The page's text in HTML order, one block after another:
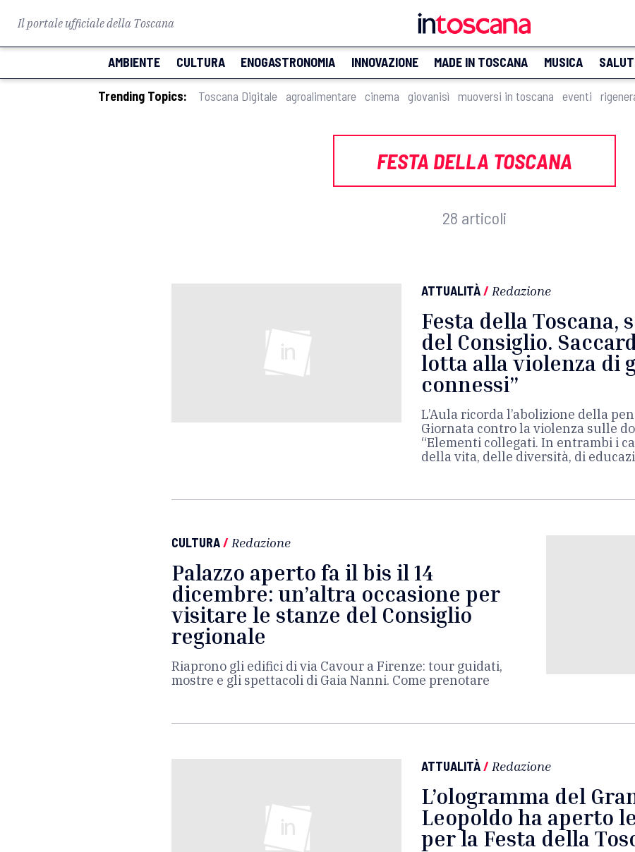
Il portale ufficiale della Toscana
AMBIENTE CULTURA ENOGASTRONOMIA INNOVAZIONE MADE IN TOSCANA MUSICA
Trending Topics: Toscana Digitale agroalimentare cinema giovanisì muoversi in toscana eventi
FESTA DELLA TOSCANA
28 articoli
ATTUALITÀ/ Redazione
Festa della Toscana,
del Consiglio.
lotta alla violenza di
connessi”
L’Aula ricorda l’abolizione della
Giornata contro la violenza sulle
“Elementi collegati. In entrambi i
della vita, delle diversità, di
CULTURA/ Redazione
Palazzo aperto fa il bis il 14
dicembre: un’altra occasione per
visitare le stanze del Consiglio
regionale
Riaprono gli edifici di via Cavour a Firenze: tour guidati,
mostre e gli spettacoli di Gaia Nanni. Come prenotare
ATTUALITÀ/ Redazione
L’ologramma del
Leopoldo ha aperto
per la Festa della